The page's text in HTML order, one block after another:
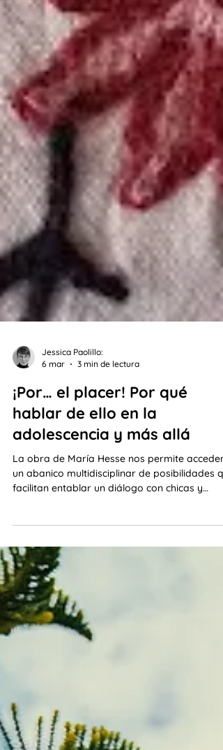
Jessica Paolillo:
6 mar
3 min de lectura
¡Por… el placer! Por qué
hablar de ello en la
adolescencia y más allá
La obra de María Hesse nos permite acceder
facilitan entablar un diálogo con chicas y
contra la opresión.